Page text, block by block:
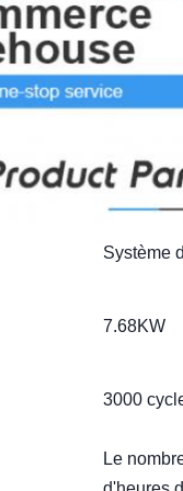
Système
7.68KW
3000
Le